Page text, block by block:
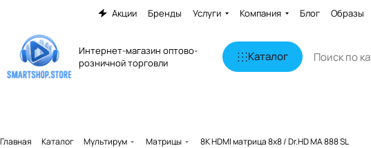
Акции Бренды Услуги Компания Блог Образы
Интернет-магазин оптово-
розничной торговли
Каталог
Главная Каталог Мультирум Матрицы 8K HDMI матрица 8x8 / Dr.HD MA 888 SL